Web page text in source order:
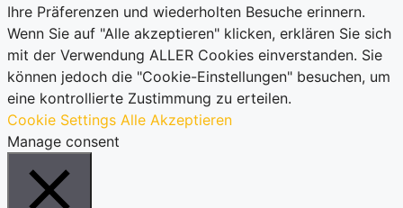
Ihre Präferenzen und wiederholten Besuche erinnern.
Wenn Sie auf "Alle akzeptieren" klicken, erklären Sie sich
mit der Verwendung ALLER Cookies einverstanden. Sie
können jedoch die "Cookie-Einstellungen" besuchen, um
eine kontrollierte Zustimmung zu erteilen.
Cookie Settings Alle Akzeptieren
Manage consent